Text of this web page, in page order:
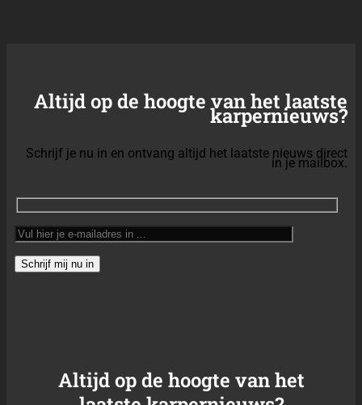
Altijd op de hoogte van het laatste
karpernieuws?
Schrijf je nu in en ontvang altijd het laatste nieuws direct
in je mailbox.
Altijd op de hoogte van het